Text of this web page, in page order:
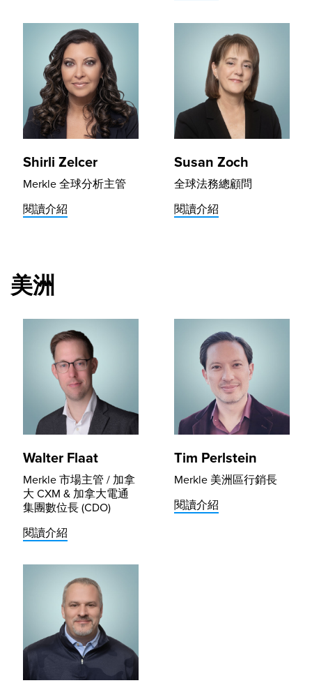
Shirli Zelcer
Merkle 全球分析主管
閱讀介紹
Susan Zoch
全球法務總顧問
閱讀介紹
美洲
Walter Flaat
Merkle 市場主管 / 加拿
大 CXM & 加拿大電通
集團數位長 (CDO)
閱讀介紹
Tim Perlstein
Merkle 美洲區行銷長
閱讀介紹